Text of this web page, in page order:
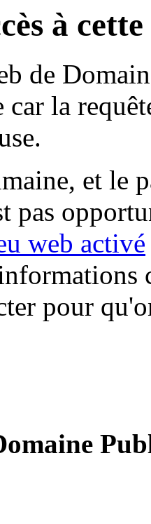
à
de
car la
et le
pas
web activé
pour